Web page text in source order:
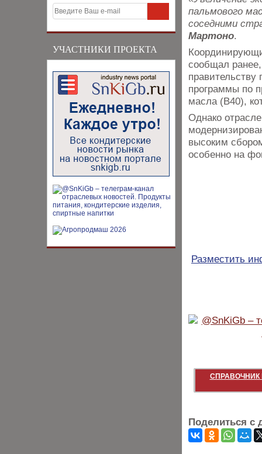
УЧАСТНИКИ ПРОЕКТА
пальмового
соседними
Мартоно.
сообщал
правительству
программы по
масла (B40),
Однако
высоким
особенно на
Разместить
СПРАВОЧНИК
Поделиться с